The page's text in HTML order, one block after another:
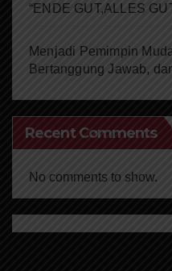
“ENDE GUT,ALLES
Menjadi Pemimpin
Bertanggung Jawab,
Recent Comments
No comments to show.